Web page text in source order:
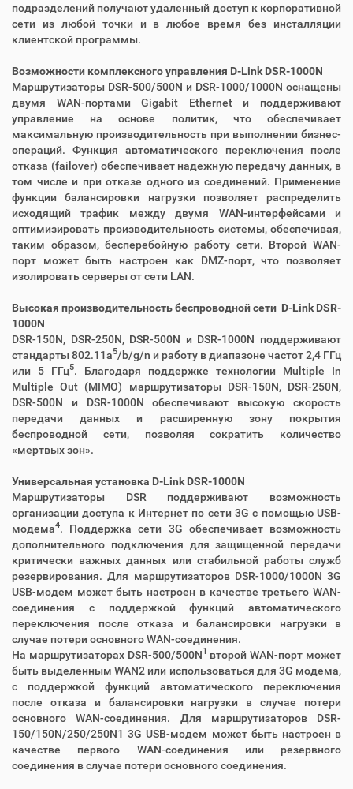
подразделений получают удаленный доступ к корпоративной
сети из любой точки и в любое время без инсталляции
клиентской программы.
Возможности комплексного управления D-Link DSR-1000N
Маршрутизаторы DSR-500/500N и DSR-1000/1000N оснащены
двумя WAN-портами Gigabit Ethernet и поддерживают
управление на основе политик, что обеспечивает
максимальную производительность при выполнении бизнес-
операций. Функция автоматического переключения после
отказа (failover) обеспечивает надежную передачу данных, в
том числе и при отказе одного из соединений. Применение
функции балансировки нагрузки позволяет распределить
исходящий трафик между двумя WAN-интерфейсами и
оптимизировать производительность системы, обеспечивая,
таким образом, бесперебойную работу сети. Второй WAN-
порт может быть настроен как DMZ-порт, что позволяет
изолировать серверы от сети LAN.
Высокая производительность беспроводной сети D-Link DSR-
1000N
DSR-150N, DSR-250N, DSR-500N и DSR-1000N поддерживают
стандарты 802.11a5/b/g/n и работу в диапазоне частот 2,4 ГГц
или 5 ГГц5. Благодаря поддержке технологии Multiple In
Multiple Out (MIMO) маршрутизаторы DSR-150N, DSR-250N,
DSR-500N и DSR-1000N обеспечивают высокую скорость
передачи данных и расширенную зону покрытия
беспроводной сети, позволяя сократить количество
«мертвых зон».
Универсальная установка D-Link DSR-1000N
Маршрутизаторы DSR поддерживают возможность
организации доступа к Интернет по сети 3G с помощью USB-
модема4. Поддержка сети 3G обеспечивает возможность
дополнительного подключения для защищенной передачи
критически важных данных или стабильной работы служб
резервирования. Для маршрутизаторов DSR-1000/1000N 3G
USB-модем может быть настроен в качестве третьего WAN-
соединения с поддержкой функций автоматического
переключения после отказа и балансировки нагрузки в
случае потери основного WAN-соединения.
На маршрутизаторах DSR-500/500N1 второй WAN-порт может
быть выделенным WAN2 или использоваться для 3G модема,
с поддержкой функций автоматического переключения
после отказа и балансировки нагрузки в случае потери
основного WAN-соединения. Для маршрутизаторов DSR-
150/150N/250/250N1 3G USB-модем может быть настроен в
качестве первого WAN-соединения или резервного
соединения в случае потери основного соединения.